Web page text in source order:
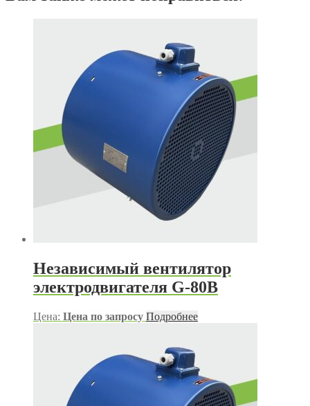
Независимый вентилятор
электродвигателя G-80B
Цена: Цена по запросу Подробнее